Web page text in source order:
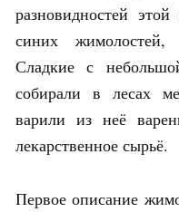
разновидностей
синих
Сладкие с
собирали в лесах
варили из неё
лекарственное сырьё.
Первое описание